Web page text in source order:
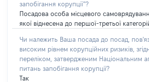
запобігання корупції”?
Посадова особа місцевого
якої віднесена до першої-третьої
Чи належить Ваша посада до посад,
високим рівнем корупційних ризиків,
переліком, затвердженим Національним
питань запобігання корупції?
Так